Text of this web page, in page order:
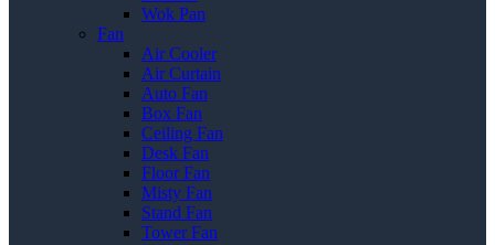
Wok Pan
Fan
Air Cooler
Air Curtain
Auto Fan
Box Fan
Ceiling Fan
Desk Fan
Floor Fan
Misty Fan
Stand Fan
Tower Fan